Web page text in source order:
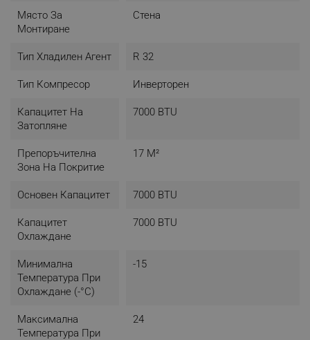
mm (1/4" / 3/8")
- Ниво на шум на охлаждане (Високо/Ном./Ниско/
- Ниво на шум на отопление (Високо/Ном./Ниско/
Място За
Монтиране
Стена
Тип Хладилен Агент R 32
Тип Компресор Инверторен
Капацитет На
Затопляне
7000 BTU
Препоръчителна
Зона На Покритие
17 М²
Основен Капацитет 7000 BTU
Капацитет
Охлаждане
7000 BTU
Минимална
Температура При
Охлаждане (-°C)
-15
Максимална
Температура При
24